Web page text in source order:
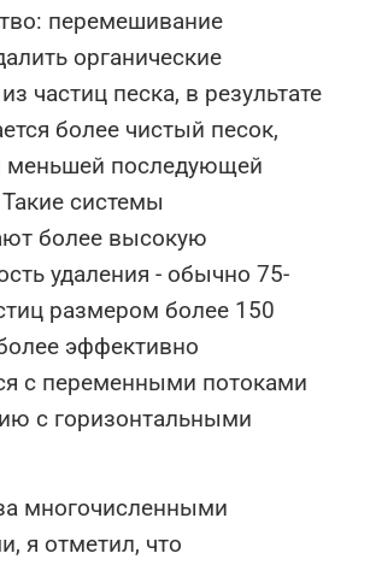
перемешивание
органические
частиц песка, в результате
более чистый песок,
последующей
системы
более высокую
удаления - обычно 75-
размером более 150
эффективно
с переменными потоками
с горизонтальными
многочисленными
я отметил, что